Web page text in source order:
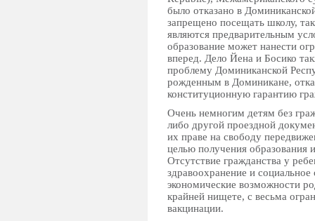
было отказано в
запрещено посещать школу,
являются предварительным
образование может нанести
вперед. Дело Йена и Босико
проблему Доминиканской
рожденным в Доминикане,
конституционную гарантию
Очень немногим детям без
либо другой проездной
их праве на свободу
целью получения образования
Отсутствие гражданства у
здравоохранение и
экономические возможности
крайней нищете, с весьма
вакцинации.